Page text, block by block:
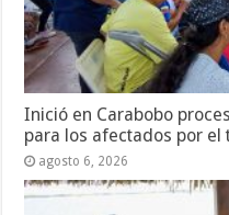
Inició en Carabobo
para los afectados por el
agosto 6, 2026